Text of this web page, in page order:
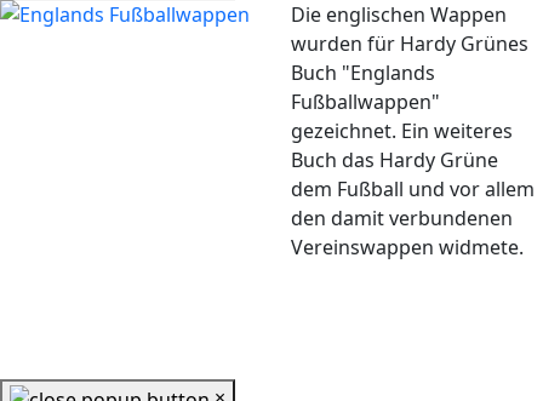
Die englischen Wappen
wurden für Hardy Grünes
Buch "Englands
Fußballwappen"
gezeichnet. Ein weiteres
Buch das Hardy Grüne
dem Fußball und vor allem
den damit verbundenen
Vereinswappen widmete.